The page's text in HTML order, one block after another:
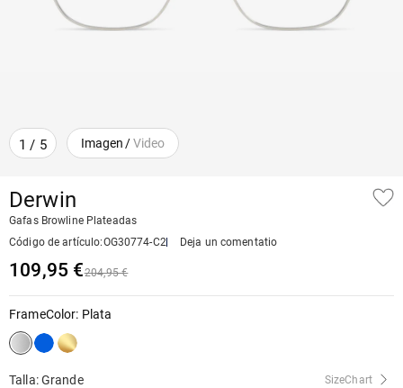
1 / 5 Imagen /Video
Derwin
Gafas Browline Plateadas
Código de artículo:OG30774-C2 Deja un comentatio
109,95 €204,95 €
FrameColor: Plata
Talla: Grande SizeChart